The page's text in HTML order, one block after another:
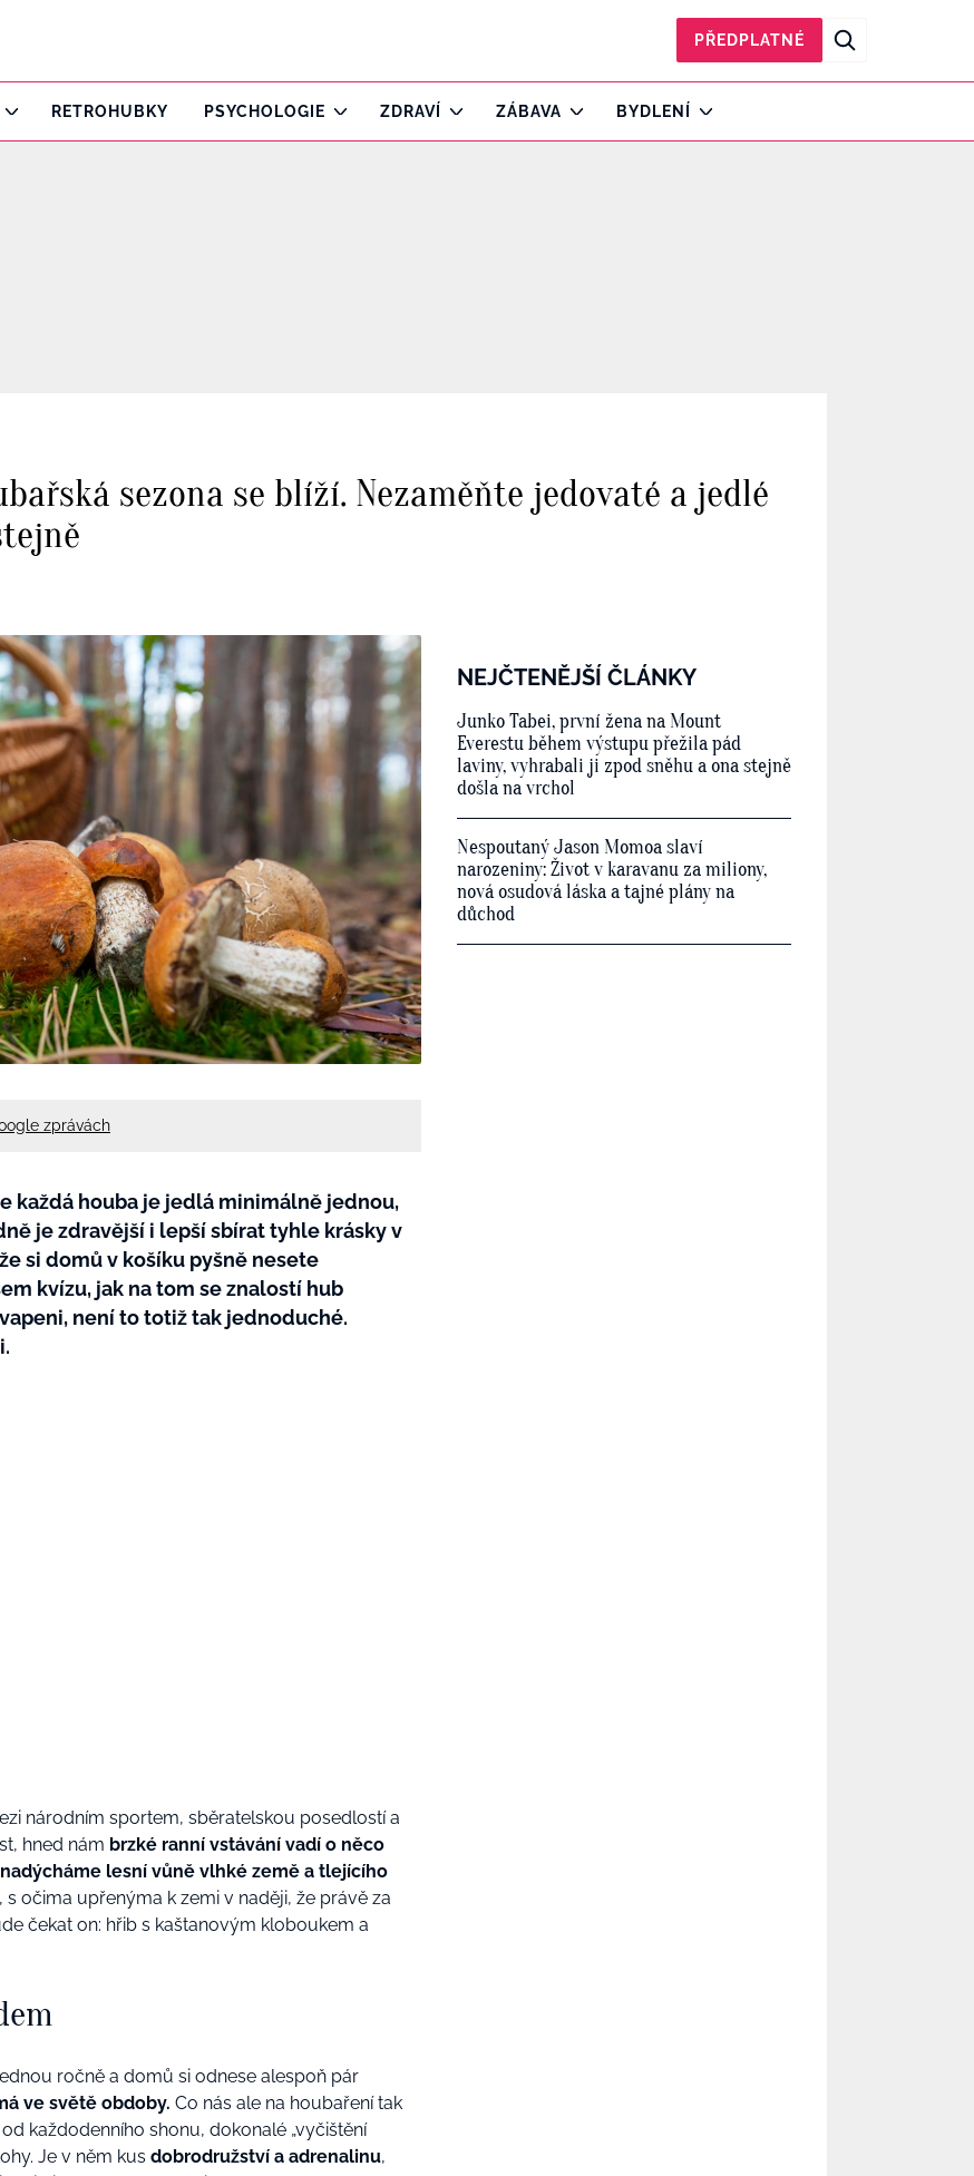
PŘEDPLATNÉ
RETROHUBKY PSYCHOLOGIE ZDRAVÍ ZÁBAVA BYDLENÍ
sezona se blíží. Nezaměňte jedovaté a jedlé
zprávách
každá houba je jedlá minimálně jednou,
je zdravější i lepší sbírat tyhle krásky v
si domů v košíku pyšně nesete
kvízu, jak na tom se znalostí hub
není to totiž tak jednoduché.
národním sportem, sběratelskou posedlostí a
hned nám brzké ranní vstávání vadí o něco
lesní vůně vlhké země a tlejícího
očima upřenýma k zemi v naději, že právě za
čekat on: hřib s kaštanovým kloboukem a
ročně a domů si odnese alespoň pár
ve světě obdoby. Co nás ale na houbaření tak
každodenního shonu, dokonalé „vyčištění
Je v něm kus dobrodružství a adrenalinu,
NEJČTENĚJŠÍ ČLÁNKY
Junko Tabei, první žena na Mount
Everestu během výstupu přežila pád
laviny, vyhrabali ji zpod sněhu a ona stejně
došla na vrchol
Nespoutaný Jason Momoa slaví
narozeniny: Život v karavanu za miliony,
nová osudová láska a tajné plány na
důchod